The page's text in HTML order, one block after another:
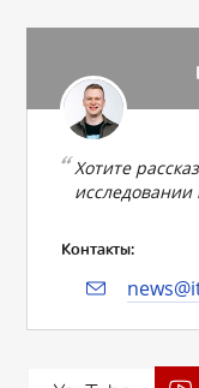
Хотите
Контакты: